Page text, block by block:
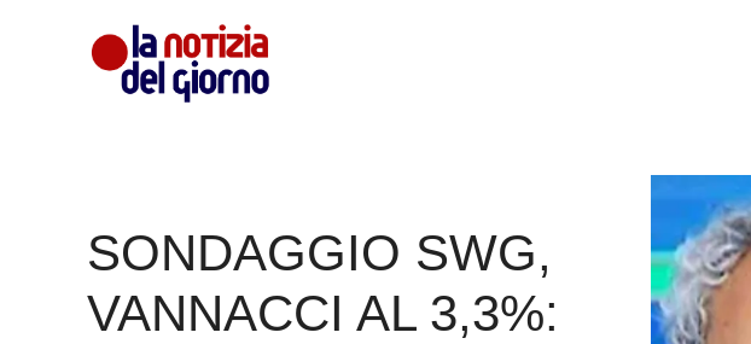
SONDAGGIO SWG,
VANNACCI AL 3,3%: